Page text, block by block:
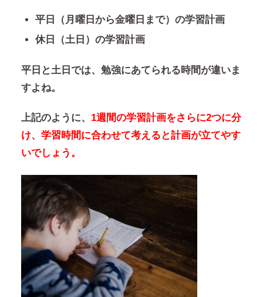
平日（月曜日から金曜日まで）の学習計画
休日（土日）の学習計画
平日と土日では、勉強にあてられる時間が違いま
すよね。
上記のように、 1週間の学習計画をさらに2つに分
け、学習時間に合わせて考えると計画が立てやす
いでしょう。